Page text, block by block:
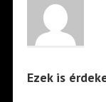
Ezek is